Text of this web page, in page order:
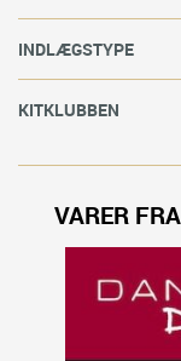
INDLÆGSTYPE
KITKLUBBEN
VARER